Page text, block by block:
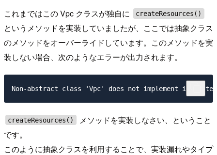
これまではこの Vpc クラスが独自に createResources()
というメソッドを実装していましたが、ここでは抽象クラス
のメソッドをオーバーライドしています。このメソッドを実
装しない場合、次のようなエラーが出力されます。
createResources()
メソッドを実装しなさい、ということ
です。
このように抽象クラスを利用することで、実装漏れやタイプ